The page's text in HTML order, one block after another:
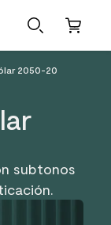
2050-20
subtonos